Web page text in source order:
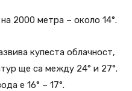
2000 метра – около 14°.
купеста облачност,
ще са между 24° и 27°.
е 16° – 17°.